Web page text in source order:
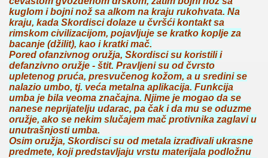
kuglom i bojni nož sa alkom na kraju rukohvata. Na
kraju, kada Skordisci dolaze u čvršći kontakt sa
rimskom civilizacijom, pojavljuje se kratko koplje za
bacanje (džilit), kao i kratki mač.
Pored ofanzivnog oružja, Skordisci su koristili i
defanzivno oružje - štit. Pravljeni su od čvrsto
upletenog pruća, presvučenog kožom, a u sredini se
nalazio umbo, tj. veća metalna aplikacija. Funkcija
umba je bila veoma značajna. Njime je mogao da se
nanese neprijatelju udarac, pa čak i da mu se oduzme
oružje, ako se nekim slučajem mač protivnika zaglavi u
unutrašnjosti umba.
Osim oružja, Skordisci su od metala izrađivali ukrasne
predmete, koji predstavljaju vrstu materijala podložnu